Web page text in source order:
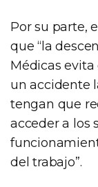
Por su parte,
que “la
Médicas
un accidente
tengan que
acceder a los
del trabajo”.